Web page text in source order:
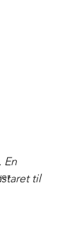
En
til